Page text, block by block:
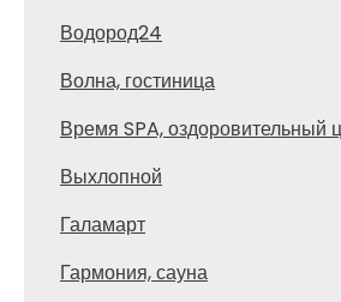
Водород24
Волна, гостиница
Время SPA, оздоровительный
Выхлопной
Галамарт
Гармония, сауна